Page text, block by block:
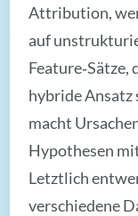
Attribution,
auf
hybride Ansatz
macht
Hypothesen
Letztlich
verschiedene